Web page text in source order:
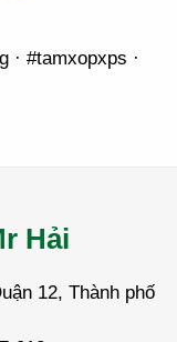
· #tamxopxps ·
Hải
12, Thành phố